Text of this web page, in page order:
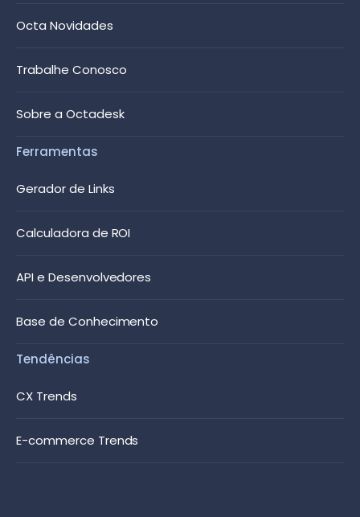
Octa Novidades
Trabalhe Conosco
Sobre a Octadesk
Ferramentas
Gerador de Links
Calculadora de ROI
API e Desenvolvedores
Base de Conhecimento
Tendências
CX Trends
E-commerce Trends